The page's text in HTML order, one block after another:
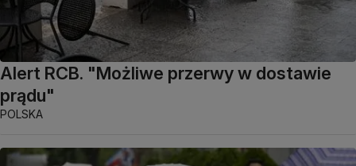
Alert RCB. "Możliwe przerwy w dostawie
prądu"
POLSKA